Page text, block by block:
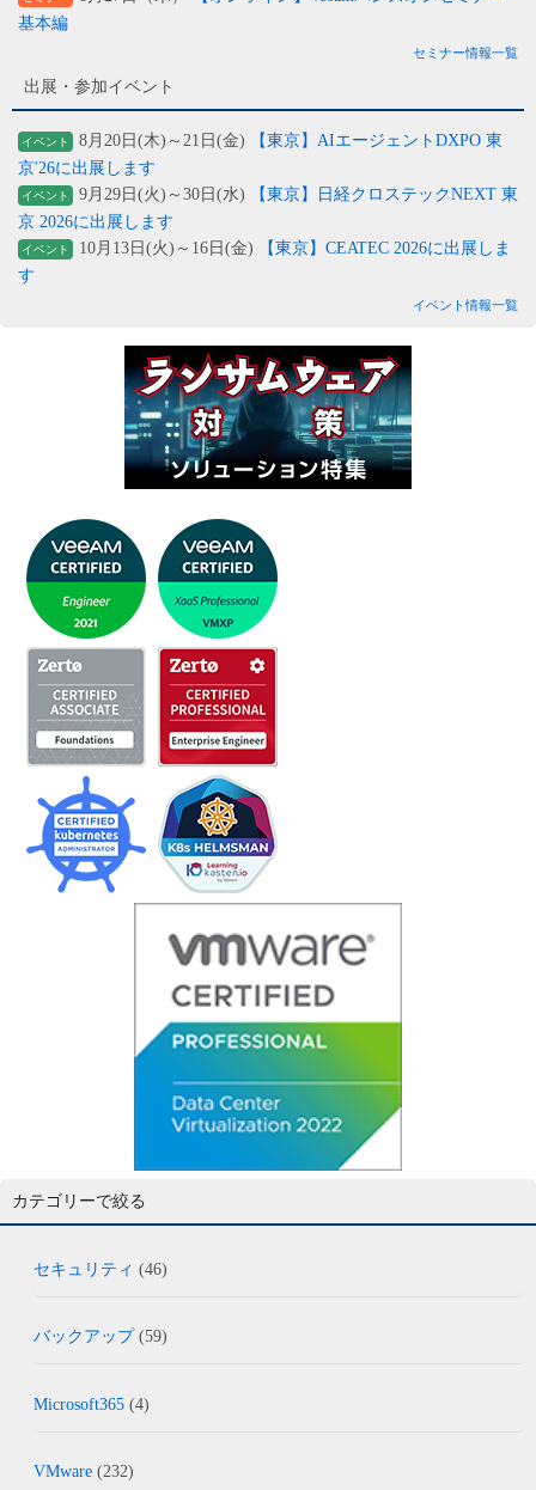
基本編
セミナー情報一覧
出展・参加イベント
イベント 8月20日(木)～21日(金)
【東京】AIエージェントDXPO 東
京'26に出展します
イベント 9月29日(火)～30日(水)
【東京】日経クロステックNEXT 東
京 2026に出展します
イベント 10月13日(火)～16日(金)
【東京】CEATEC 2026に出展しま
す
イベント情報一覧
カテゴリーで絞る
セキュリティ (46)
バックアップ(59)
Microsoft365 (4)
VMware (232)